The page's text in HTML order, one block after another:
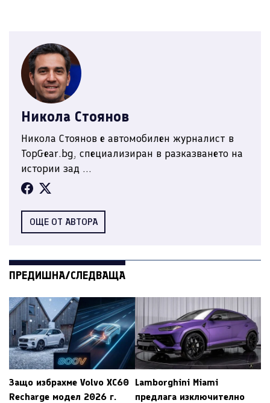
Никола Стоянов
Никола Стоянов е автомобилен журналист в
TopGear.bg, специализиран в разказването на
истории зад ...
ОЩЕ ОТ АВТОРА
ПРЕДИШНА/СЛЕДВАЩА
Защо избрахме Volvo XC60
Recharge модел 2026 г.
Lamborghini Miami
предлага изключително